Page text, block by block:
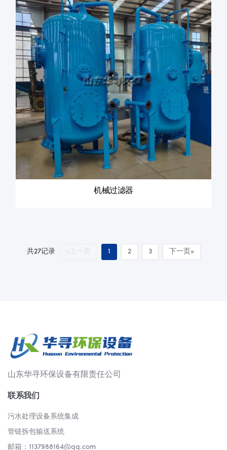
机械过滤器
共27记录 «上一页 1 2 3 下一页»
山东华寻环保设备有限责任公司
联系我们
污水处理设备系统集成
管链拆包输送系统
邮箱：1137988164@qq.com